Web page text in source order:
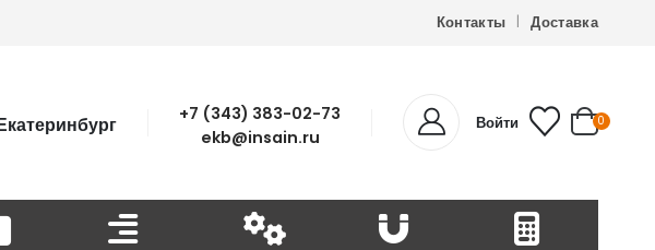
Контакты Доставка
+7 (343) 383-02-73
ekb@insain.ru
Войти 0